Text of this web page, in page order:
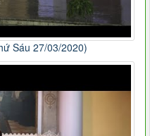
Sáu 27/03/2020)